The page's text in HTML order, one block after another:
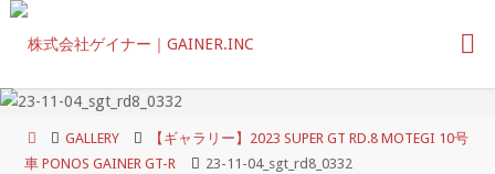
コ
ン
ホ
ー
GALLERY
【ギャラリー】2023 SUPER GT RD.8 MOTEGI 10号
車 PONOS GAINER GT-R
23-11-04_sgt_rd8_0332